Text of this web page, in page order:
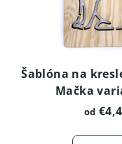
Šablóna na
Mačka
od